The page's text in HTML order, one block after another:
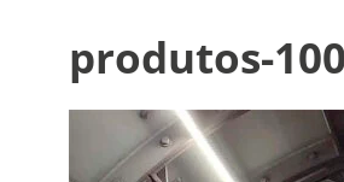
produtos-